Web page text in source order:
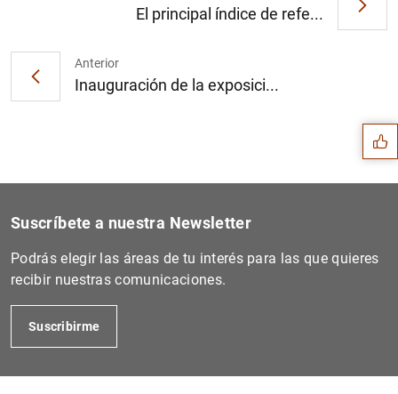
Anterior
Inauguración de la exposici...
El principal índice de refe...
Sugerencias
Suscríbete a nuestra Newsletter
Podrás elegir las áreas de tu interés para las que quieres
recibir nuestras comunicaciones.
Suscribirme